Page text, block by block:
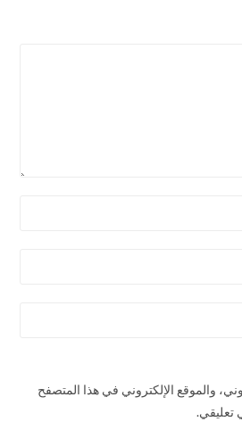
والموقع الإلكتروني في هذا المتصفح
تعليقي.